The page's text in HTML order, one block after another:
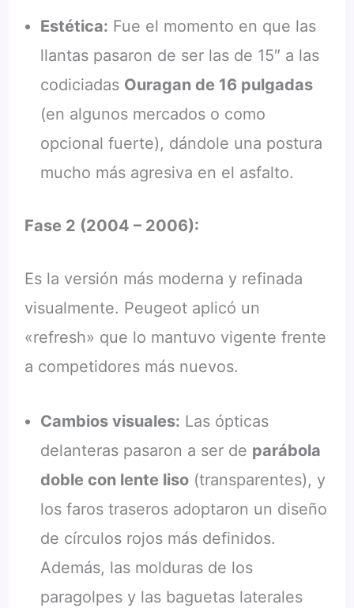
Estética: Fue el momento en que las
llantas pasaron de ser las de 15″ a las
codiciadas Ouragan de 16 pulgadas
(en algunos mercados o como
opcional fuerte), dándole una postura
mucho más agresiva en el asfalto.
Fase 2 (2004 – 2006):
Es la versión más moderna y refinada
visualmente. Peugeot aplicó un
«refresh» que lo mantuvo vigente frente
a competidores más nuevos.
Cambios visuales: Las ópticas
delanteras pasaron a ser de parábola
doble con lente liso(transparentes), y
los faros traseros adoptaron un diseño
de círculos rojos más definidos.
Además, las molduras de los
paragolpes y las baguetas laterales